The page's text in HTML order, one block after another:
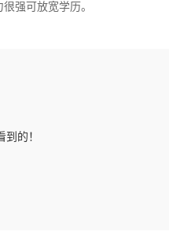
强可放宽学历。
的！